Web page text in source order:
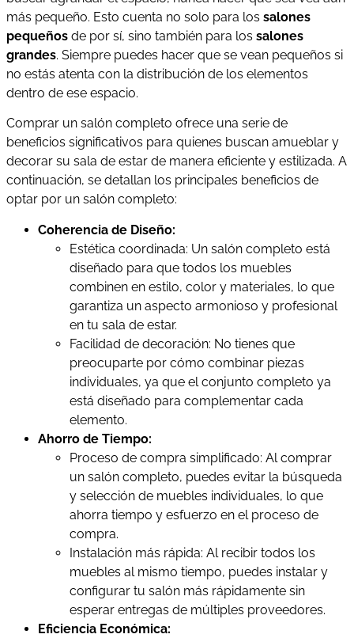
más pequeño. Esto cuenta no solo para los salones
pequeños de por sí, sino también para los salones
grandes. Siempre puedes hacer que se vean pequeños si
no estás atenta con la distribución de los elementos
dentro de ese espacio.
Comprar un salón completo ofrece una serie de
beneficios significativos para quienes buscan amueblar y
decorar su sala de estar de manera eficiente y estilizada. A
continuación, se detallan los principales beneficios de
optar por un salón completo:
Coherencia de Diseño:
Estética coordinada: Un salón completo está
diseñado para que todos los muebles
combinen en estilo, color y materiales, lo que
garantiza un aspecto armonioso y profesional
en tu sala de estar.
Facilidad de decoración: No tienes que
preocuparte por cómo combinar piezas
individuales, ya que el conjunto completo ya
está diseñado para complementar cada
elemento.
Ahorro de Tiempo:
Proceso de compra simplificado: Al comprar
un salón completo, puedes evitar la búsqueda
y selección de muebles individuales, lo que
ahorra tiempo y esfuerzo en el proceso de
compra.
Instalación más rápida: Al recibir todos los
muebles al mismo tiempo, puedes instalar y
configurar tu salón más rápidamente sin
esperar entregas de múltiples proveedores.
Eficiencia Económica: